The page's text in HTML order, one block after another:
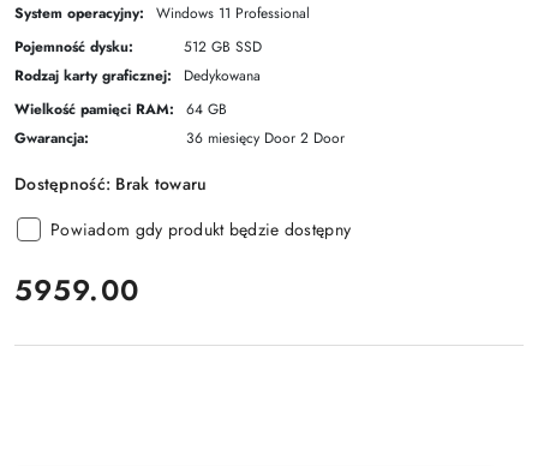
System operacyjny:
Windows 11 Professional
Pojemność dysku:
512 GB SSD
Rodzaj karty graficznej:
Dedykowana
Wielkość pamięci RAM:
64 GB
Gwarancja:
36 miesięcy Door 2 Door
Dostępność: Brak towaru
Powiadom gdy produkt będzie dostępny
cena:
5959.00